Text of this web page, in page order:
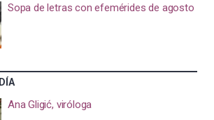
Sopa de letras con efemérides de agosto
Ana Gligić, viróloga